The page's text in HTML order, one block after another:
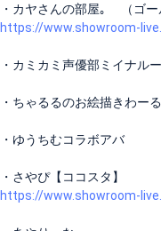
・カヤさんの部屋｡ （ゴー
https://www.showroom-
・カミカミ声優部ミイナル
・ちゃるるのお絵描きわー
・ゆうちむコラボアバ
・さやぴ【ココスタ】
https://www.showroom-